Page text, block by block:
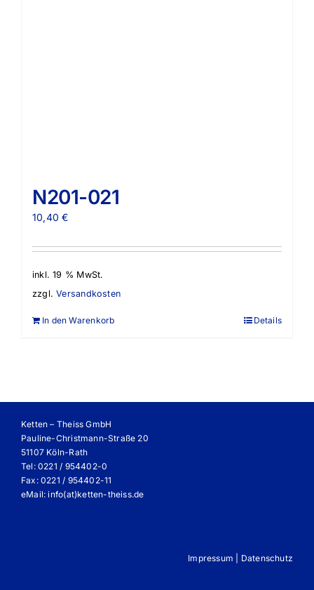
N201-021
10,40€
inkl. 19 % MwSt.
zzgl.Versandkosten
In den Warenkorb Details
Ketten – Theiss GmbH
Pauline-Christmann-Straße 20
51107 Köln-Rath
Tel: 0221 / 954402-0
Fax: 0221 / 954402-11
eMail:info(at)ketten-theiss.de
Impressum Datenschutz